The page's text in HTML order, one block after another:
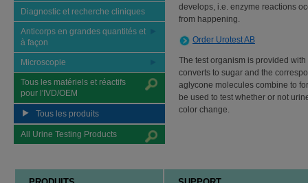
Diagnostic et recherche cliniques
Anticorps en grandes quantités et
à façon
Microscopie
Tous les matériels et réactifs
pour l'IVD/OEM
Tous les produits
All Urine Testing Products
develops, i.e. enzyme reactions
from happening.
Order Urotest AB
The test organism is provided
converts to sugar and the
aglycone molecules combine to
be used to test whether or not
color change.